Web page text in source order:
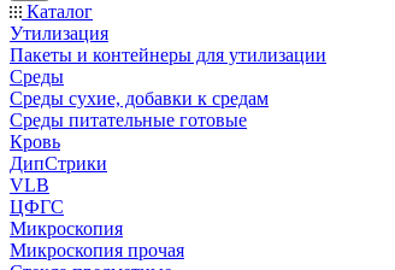
Каталог
Утилизация
Пакеты и контейнеры для утилизации
Среды
Среды сухие, добавки к средам
Среды питательные готовые
Кровь
ДипСтрики
VLB
ЦФГС
Микроскопия
Микроскопия прочая